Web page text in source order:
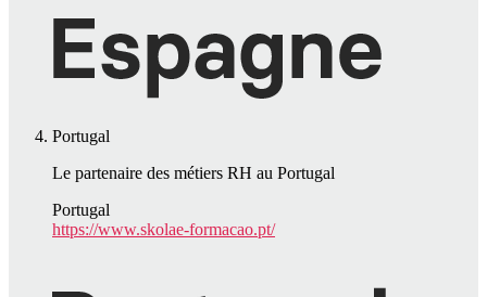
Portugal
Le partenaire des métiers RH au Portugal
Portugal
https://www.skolae-formacao.pt/